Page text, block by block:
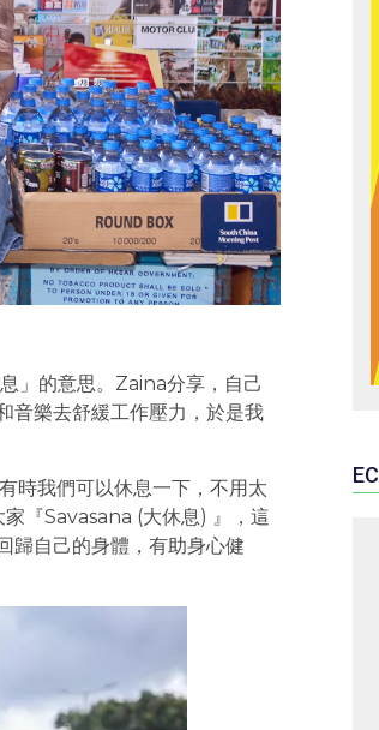
」的意思。Zaina分享，自己
音樂去舒緩工作壓力，於是我
時我們可以休息一下，不用太
『Savasana (大休息) 』，這
歸自己的身體，有助身心健